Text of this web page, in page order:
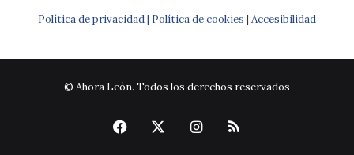
Política de privacidad | Política de cookies | Accesibilidad
© Ahora León. Todos los derechos reservados
Facebook Instagram
RSS